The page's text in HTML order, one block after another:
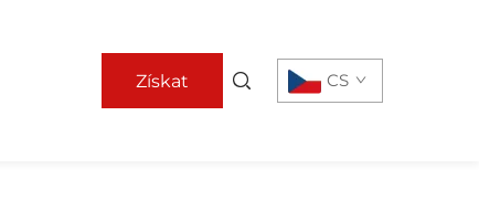
Získat CS